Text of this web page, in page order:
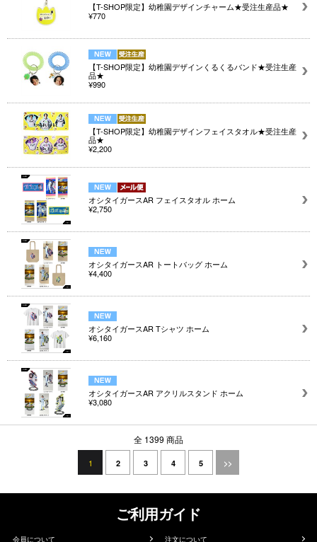
【T-SHOP限定】幼稚園デザインチャーム★受注生産品★
¥770
【T-SHOP限定】幼稚園デザインくるくるバンド★受注生産
品★
¥990
【T-SHOP限定】幼稚園デザインフェイスタオル★受注生産
品★
¥2,200
オシタイガースAR フェイスタオル ホーム
¥2,750
オシタイガースAR トートバッグ ホーム
¥4,400
オシタイガースAR Tシャツ ホーム
¥6,160
オシタイガースAR アクリルスタンド ホーム
¥3,080
全 1399 商品
1 2 3 4 5 >>
ご利用ガイド
会員について 注文について